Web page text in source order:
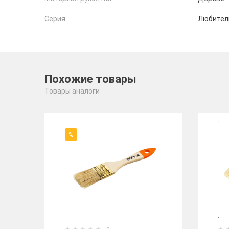
Серия
Похожие товары
Товары аналоги
%